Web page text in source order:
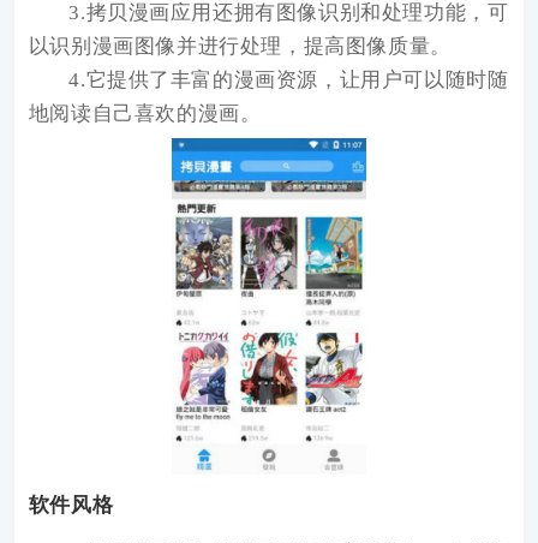
3.拷贝漫画应用还拥有图像识别和处理功能，可
以识别漫画图像并进行处理，提高图像质量。
4.它提供了丰富的漫画资源，让用户可以随时随
地阅读自己喜欢的漫画。
软件风格